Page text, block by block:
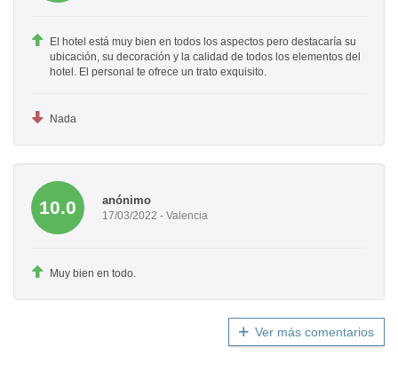
El hotel está muy bien en todos los aspectos pero destacaría su
ubicación, su decoración y la calidad de todos los elementos del
hotel. El personal te ofrece un trato exquisito.
Nada
10.0 anónimo
17/03/2022 - Valencia
Muy bien en todo.
Ver más comentarios